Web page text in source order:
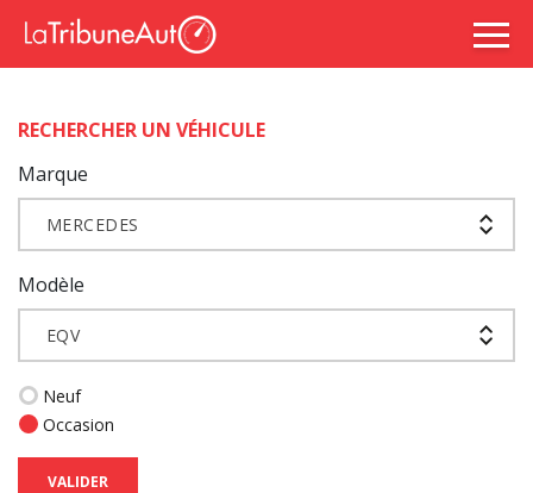
RECHERCHER UN VÉHICULE
Marque
MERCEDES
Modèle
EQV
Neuf
Occasion
VALIDER